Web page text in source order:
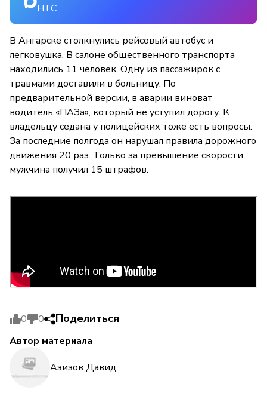
НТС
В Ангарске столкнулись рейсовый автобус и
легковушка. В салоне общественного транспорта
находились 11 человек. Одну из пассажирок с
травмами доставили в больницу. По
предварительной версии, в аварии виноват
водитель «ПАЗа», который не уступил дорогу. К
владельцу седана у полицейских тоже есть вопросы.
За последние полгода он нарушал правила дорожного
движения 20 раз. Только за превышение скорости
мужчина получил 15 штрафов.
0 0 Поделиться
Автор материала
Азизов Давид